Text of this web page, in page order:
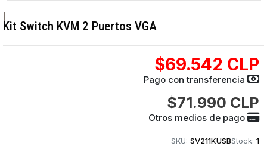
Kit Switch KVM 2 Puertos VGA
$69.542 CLP
Pago con transferencia
$71.990 CLP
Otros medios de pago
SKU: SV211KUSBStock: 1